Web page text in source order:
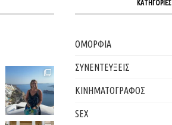
ΚΑΤΗΓΟΡΙΕΣ
ΟΜΟΡΦΙΑ
ΣΥΝΕΝΤΕΥΞΕΙΣ
ΚΙΝΗΜΑΤΟΓΡΑΦΟΣ
SEX